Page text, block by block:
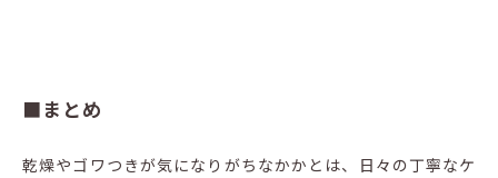
■まとめ
乾燥やゴワつきが気になりがちなかかとは、日々の丁寧なケ